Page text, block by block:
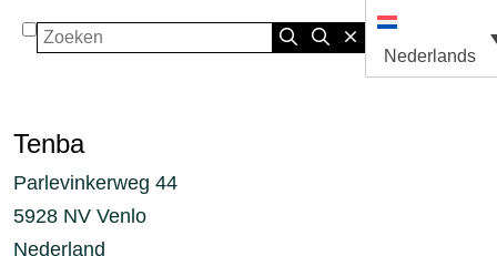
Zoeken
Nederlands
Tenba
Parlevinkerweg 44
5928 NV Venlo
Nederland